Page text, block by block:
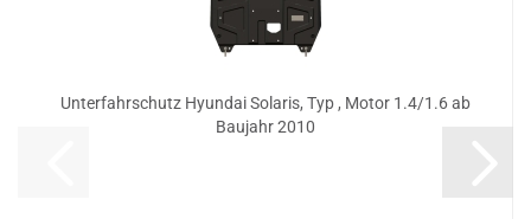
Unterfahrschutz Hyundai Solaris, Typ , Motor 1.4/1.6 ab
Baujahr 2010